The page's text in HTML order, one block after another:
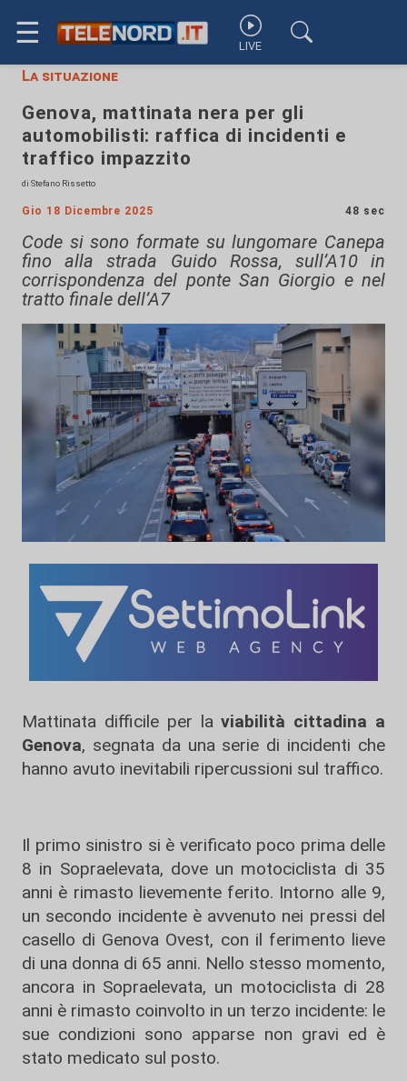
☰ LIVE
La situazione
Genova, mattinata nera per gli
automobilisti: raffica di incidenti e
traffico impazzito
di Stefano Rissetto
Gio 18 Dicembre 2025 48 sec
Code si sono formate su lungomare Canepa
fino alla strada Guido Rossa, sull’A10 in
corrispondenza del ponte San Giorgio e nel
tratto finale dell’A7
Mattinata difficile per laviabilità cittadina a
Genova, segnata da una serie di incidenti che
hanno avuto inevitabili ripercussioni sul traffico.
Il primo sinistro si è verificato poco prima delle
8 in Sopraelevata, dove un motociclista di 35
anni è rimasto lievemente ferito. Intorno alle 9,
un secondo incidente è avvenuto nei pressi del
casello di Genova Ovest, con il ferimento lieve
di una donna di 65 anni. Nello stesso momento,
ancora in Sopraelevata, un motociclista di 28
anni è rimasto coinvolto in un terzo incidente: le
sue condizioni sono apparse non gravi ed è
stato medicato sul posto.